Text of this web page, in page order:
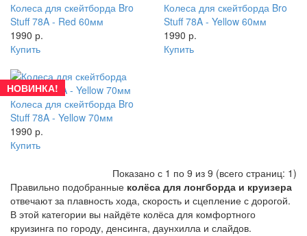
Колеса для скейтборда Bro
Stuff 78A - Red 60мм
1990 р.
Купить
Колеса для скейтборда Bro
Stuff 78A - Yellow 60мм
1990 р.
Купить
НОВИНКА!
Колеса для скейтборда Bro
Stuff 78A - Yellow 70мм
1990 р.
Купить
Показано с 1 по 9 из 9 (всего страниц: 1)
Правильно подобранные колёса для лонгборда и круизера
отвечают за плавность хода, скорость и сцепление с дорогой.
В этой категории вы найдёте колёса для комфортного
круизинга по городу, денсинга, даунхилла и слайдов.